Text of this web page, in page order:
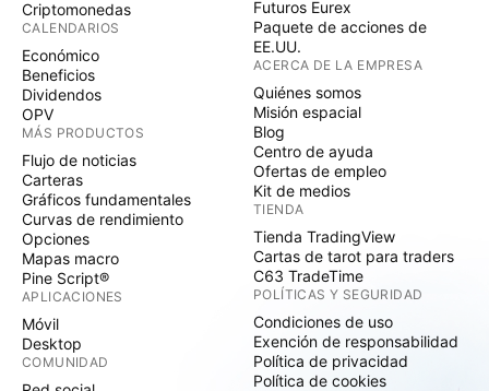
Criptomonedas
CALENDARIOS
Económico
Beneficios
Dividendos
OPV
MÁS PRODUCTOS
Flujo de noticias
Carteras
Gráficos fundamentales
Curvas de rendimiento
Opciones
Mapas macro
Pine Script®
APLICACIONES
Móvil
Desktop
COMUNIDAD
Futuros Eurex
Paquete de acciones de
EE.UU.
ACERCA DE LA EMPRESA
Quiénes somos
Misión espacial
Blog
Centro de ayuda
Ofertas de empleo
Kit de medios
TIENDA
Tienda TradingView
Cartas de tarot para traders
C63 TradeTime
POLÍTICAS Y SEGURIDAD
Condiciones de uso
Exención de responsabilidad
Política de privacidad
Política de cookies